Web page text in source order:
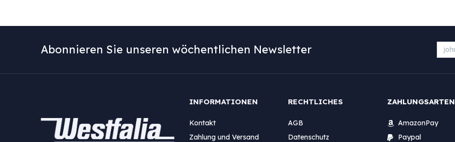
Abonnieren Sie unseren wöchentlichen Newsletter
INFORMATIONEN
Kontakt
Zahlung und Versand
RECHTLICHES
AGB
Datenschutz
ZAHLUNGSARTEN
AmazonPay
Paypal